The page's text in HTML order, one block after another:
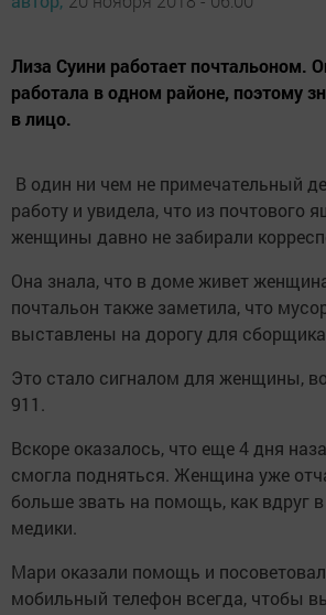
Лиза Суини работает почтальоном.
работала в одном районе, поэтому
в лицо.
В один ни чем не примечательный
работу и увидела, что из почтового
женщины давно не забирали
Она знала, что в доме живет
почтальон также заметила, что
выставлены на дорогу для
Это стало сигналом для женщины,
911.
Вскоре оказалось, что еще 4 дня
смогла подняться. Женщина уже
больше звать на помощь, как вдруг
медики.
Мари оказали помощь и
мобильный телефон всегда, чтобы